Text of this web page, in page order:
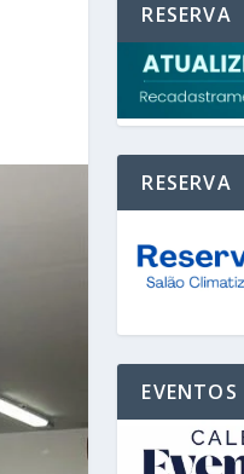
RESERVA
RESERVA
EVENTOS